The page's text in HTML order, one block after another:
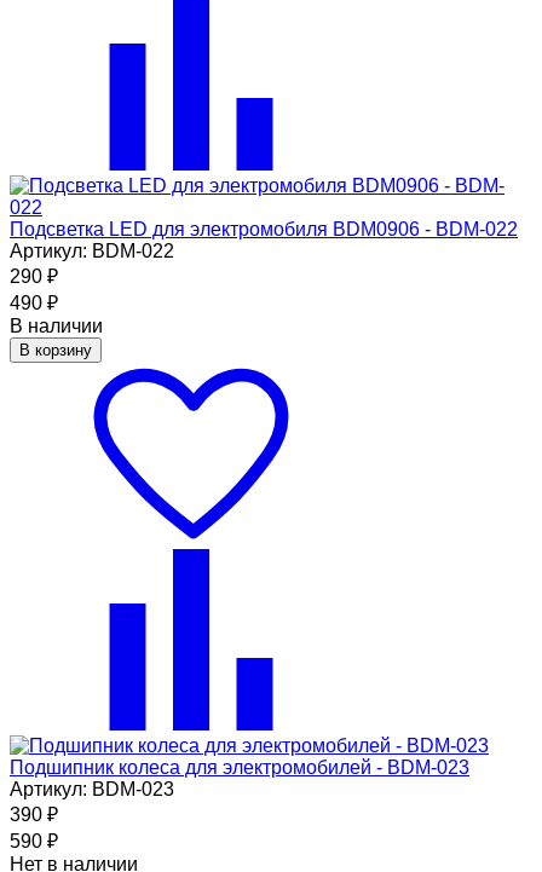
Подсветка LED для электромобиля BDM0906 - BDM-022
Артикул: BDM-022
290 ₽
490 ₽
В наличии
В корзину
Подшипник колеса для электромобилей - BDM-023
Артикул: BDM-023
390 ₽
590 ₽
Нет в наличии